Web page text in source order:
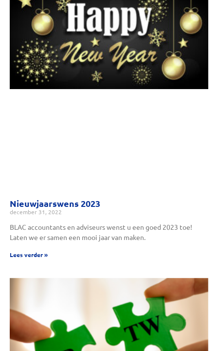
Nieuwjaarswens 2023
december 31, 2022
BLAC accountants en adviseurs wenst u een goed 2023 toe!
Laten we er samen een mooi jaar van maken.
Lees verder »